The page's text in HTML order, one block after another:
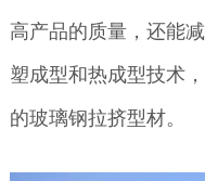
高产品的质量，还能
塑成型和热成型技术
的玻璃钢拉挤型材。